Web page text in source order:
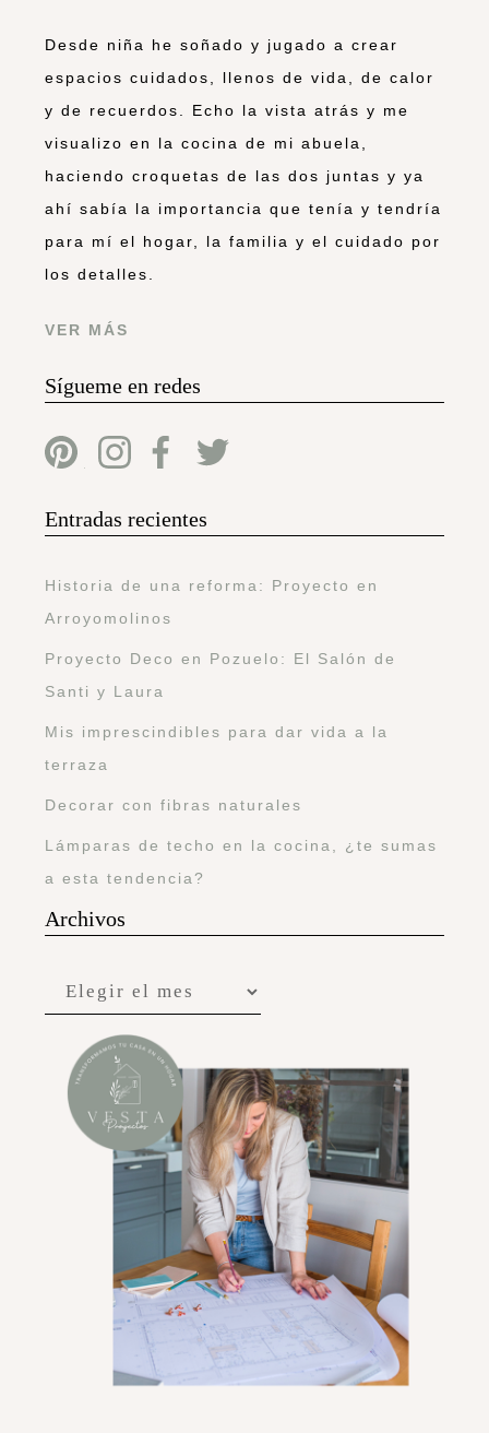
Desde niña he soñado y jugado a crear
espacios cuidados, llenos de vida, de calor
y de recuerdos. Echo la vista atrás y me
visualizo en la cocina de mi abuela,
haciendo croquetas de las dos juntas y ya
ahí sabía la importancia que tenía y tendría
para mí el hogar, la familia y el cuidado por
los detalles.
VER MÁS
Sígueme en redes
Entradas recientes
Historia de una reforma: Proyecto en
Arroyomolinos
Proyecto Deco en Pozuelo: El Salón de
Santi y Laura
Mis imprescindibles para dar vida a la
terraza
Decorar con fibras naturales
Lámparas de techo en la cocina, ¿te sumas
a esta tendencia?
Archivos